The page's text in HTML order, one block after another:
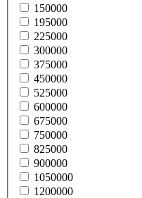
150000
195000
225000
300000
375000
450000
525000
600000
675000
750000
825000
900000
1050000
1200000